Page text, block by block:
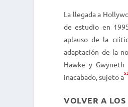
La llegada a
de estudio en
aplauso de la
adaptación de la
Hawke y
inacabado, sujeto a53
VOLVER A LOS